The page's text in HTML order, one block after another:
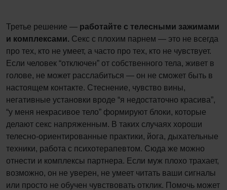
Третье решение — работайте с телесными зажимами
и комплексами. Секс с плохим парнем — это не всегда
про тех, кто не умеет, а часто про тех, кто не чувствует.
Если человек “отключен” от собственного тела, живет в
голове, не может расслабиться — он не сможет быть в
настоящем контакте. Стеснение, чувство вины,
негативные установки вроде “я недостаточно красива”,
“у меня некрасивое тело” формируют блоки, которые
делают секс напряженным. В таких случаях хороши
телесно-ориентированные практики, йога, дыхательные
техники, работа с психотерапевтом. Сюда же можно
отнести и комплексы партнера. Если муж плохо трахает,
возможно, он не уверен, не умеет читать ваши сигналы
или просто не обучен чувствовать отклик. Помочь может